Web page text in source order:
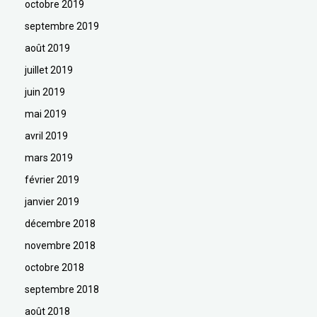
octobre 2019
septembre 2019
août 2019
juillet 2019
juin 2019
mai 2019
avril 2019
mars 2019
février 2019
janvier 2019
décembre 2018
novembre 2018
octobre 2018
septembre 2018
août 2018